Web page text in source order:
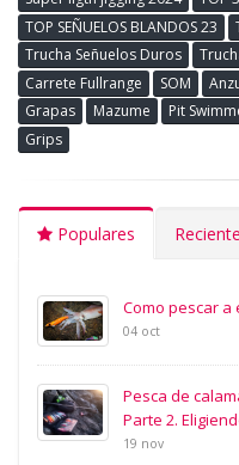
TOP SEÑUELOS BLANDOS 23
Trucha Señuelos Duros
Carrete Fullrange
SOM
Grapas
Mazume Pit
Grips
Populares
Como pescar a
04 oct
Pesca de
Parte 2.
19 nov